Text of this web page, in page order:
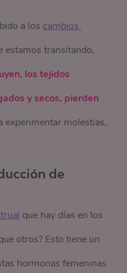
a los cambios
estamos transitando,
los tejidos
y secos, pierden
experimentar molestias,
de
que hay días en los
otros? Esto tiene un
hormonas femeninas